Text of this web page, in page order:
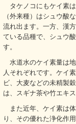
タケノコにもケイ素
（外来種）はシュウ酸
流れ出ます。一方、漢
ている品種で、シュウ
す。
水道水のケイ素量は
人それぞれです。ケイ
ビ、大麦などの未精製
は、スギナ茶や竹エキ
また近年、ケイ素は
り、その優れた浄化作